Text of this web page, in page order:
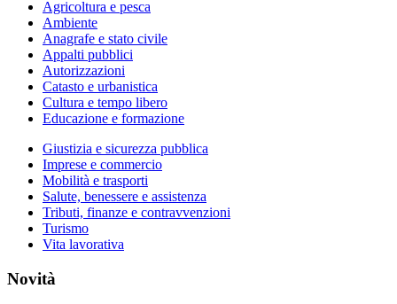
Agricoltura e pesca
Ambiente
Anagrafe e stato civile
Appalti pubblici
Autorizzazioni
Catasto e urbanistica
Cultura e tempo libero
Educazione e formazione
Giustizia e sicurezza pubblica
Imprese e commercio
Mobilità e trasporti
Salute, benessere e assistenza
Tributi, finanze e contravvenzioni
Turismo
Vita lavorativa
Novità